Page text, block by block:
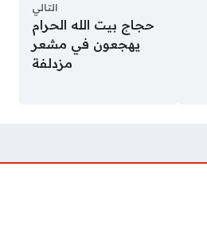
التالي
حجاج بيت الله الحرام
يهجعون في مشعر
مزدلفة